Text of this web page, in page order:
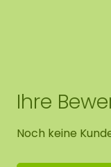
Ihre
Noch keine